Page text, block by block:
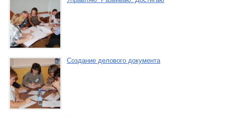
Создание делового документа